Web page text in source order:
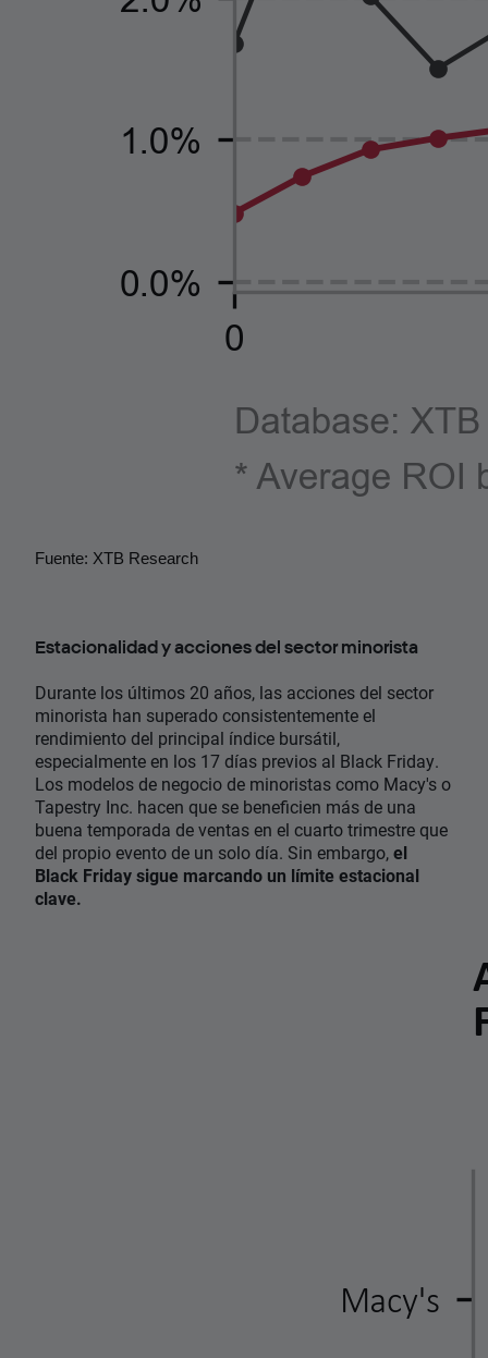
Fuente: XTB Research
Estacionalidad y acciones del sector minorista
Durante los últimos 20 años, las acciones del sector
minorista han superado consistentemente el
rendimiento del principal índice bursátil,
especialmente en los 17 días previos al Black Friday.
Los modelos de negocio de minoristas como Macy's o
Tapestry Inc. hacen que se beneficien más de una
buena temporada de ventas en el cuarto trimestre que
del propio evento de un solo día. Sin embargo,el
Black Friday sigue marcando un límite estacional
clave.